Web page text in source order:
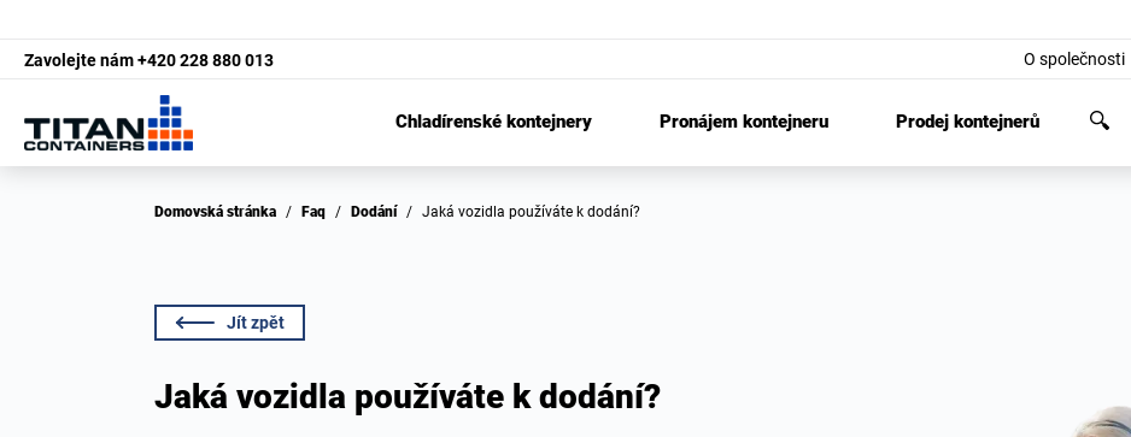
Zavolejte nám+420 228 880 013 O společnosti
Chladírenské kontejnery Pronájem kontejneru Prodej kontejnerů
Domovská stránka / Faq / Dodání / Jaká vozidla používáte k dodání?
Jít zpět
Jaká vozidla používáte k dodání?